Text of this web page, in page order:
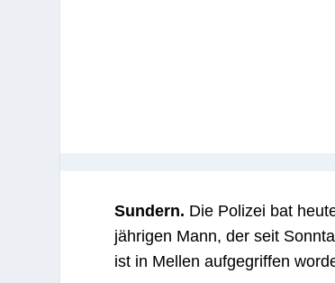
Sundern. Die Polizei bat
jährigen Mann, der seit
ist in Mellen aufgegriffen